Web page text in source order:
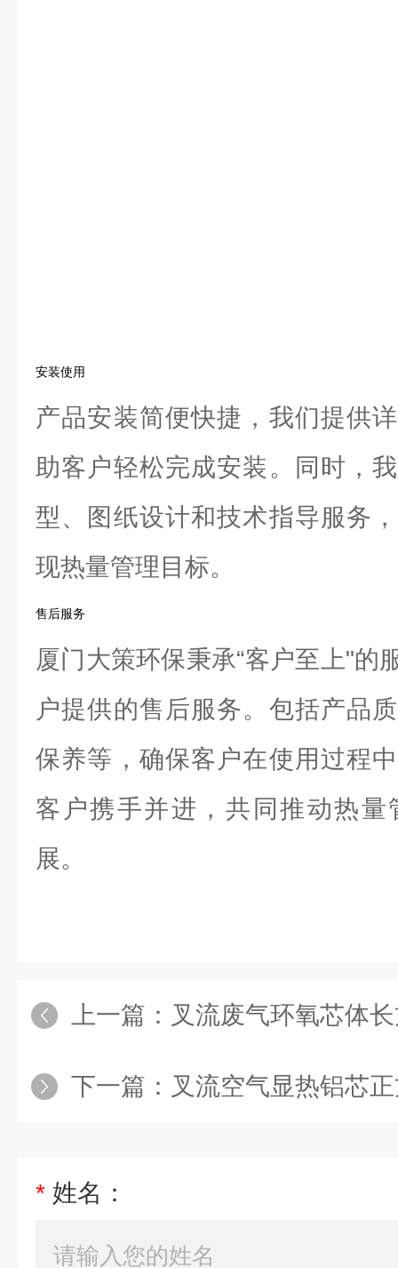
安装使用
产品安装简便快捷，我们提供
助客户轻松完成安装。同时，
型、图纸设计和技术指导服务
现热量管理目标。
售后服务
厦门大策环保秉承“客户至上"的
户提供的售后服务。包括产品
保养等，确保客户在使用过程
客户携手并进，共同推动热
展。
上一篇： 叉流废气环氧芯体
下一篇： 叉流空气显热铝芯
* 姓名：